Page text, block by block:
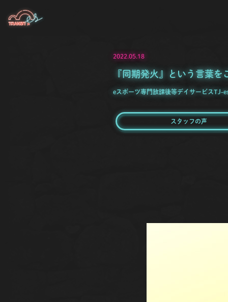
2022.05.18
『同期発火』という言葉を
eスポーツ専門放課後等デイサービスTJ-
スタッフの声